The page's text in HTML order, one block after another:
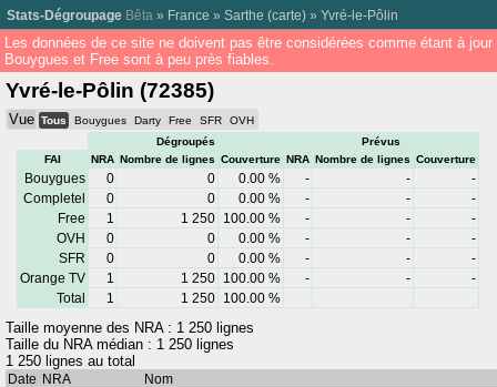
Stats-Dégroupage Bêta » France » Sarthe (carte) » Yvré-le-Pôlin
Les données de ce site ne doivent pas être considérées comme étant à
Bouygues et Free sont à peu près fiables.
Yvré-le-Pôlin (72385)
Vue Tous Bouygues Darty Free SFR
OVH
Dégroupés
Prévus
FAI
NRA Nombre de lignes Couverture NRA Nombre de lignes Couverture
Bouygues 0 0 0.00 % - -
-
Completel
0 0 0.00 % - -
-
Free
1 1 250 100.00 % - -
-
OVH
0 0 0.00 % - -
-
SFR
0 0 0.00 % - -
-
Orange TV
1 1 250 100.00 % - -
-
Total
1 1 250 100.00 %
Taille moyenne des NRA : 1 250 lignes
Taille du NRA médian : 1 250 lignes
1 250 lignes au total
Date NRA Nom